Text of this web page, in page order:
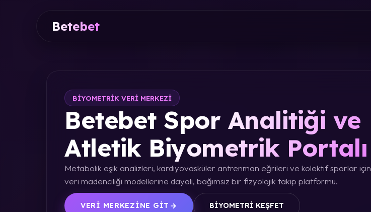
Betebet
BIYOMETRIK VERI MERKEZI
Betebet Spor Analitiği ve
Atletik Biyometrik Portalı
Metabolik eşik analizleri, kardiyovasküler antrenman eğrileri ve kolektif sporlar için
veri madenciliği modellerine dayalı, bağımsız bir fizyolojik takip platformu.
VERI MERKEZINE GIT BIYOMETRI KEŞFET